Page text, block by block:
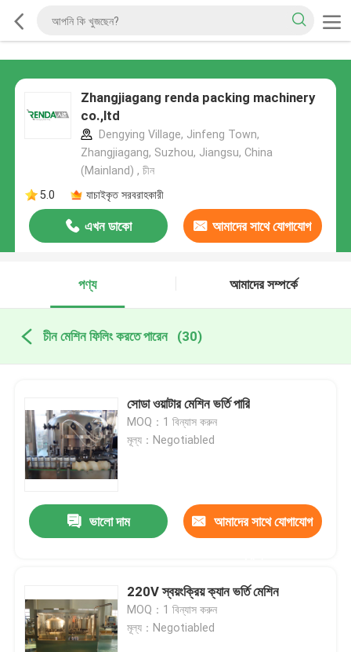
Zhangjiagang renda packing machinery
co.,ltd
Dengying Village, Jinfeng Town,
Zhangjiagang, Suzhou, Jiangsu, China
(Mainland) , চীন
5.0
যাচাইকৃত সরবরাহকারী
এখন ডাকো আমাদের সাথে যোগাযোগ
পণ্য
আমাদের সম্পর্কে
চীন মেশিন ফিলিং করতে পারেন (30)
সোডা ওয়াটার মেশিন ভর্তি পারি
MOQ：1 বিন্যাস করুন
মূল্য：Negotiabled
ভালো দাম আমাদের সাথে যোগাযোগ
220V স্বয়ংক্রিয় ক্যান ভর্তি মেশিন
MOQ：1 বিন্যাস করুন
মূল্য：Negotiabled